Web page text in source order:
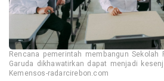
Rencana pemerintah membangun Sekolah
Garuda dikhawatirkan dapat menjadi
Kemensos-radarcirebon.com